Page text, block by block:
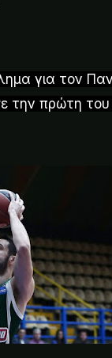
για τον
την πρώτη